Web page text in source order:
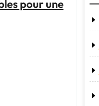
pour une